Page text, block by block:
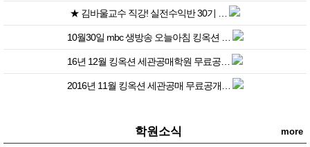
★ 김바울교수 직강! 실전수익반 30기 …
10월30일 mbc 생방송 오늘아침 킹옥션 …
16년 12월 킹옥션 세관공매학원 무료공…
2016년 11월 킹옥션 세관공매 무료공개…
학원소식 more